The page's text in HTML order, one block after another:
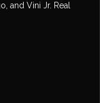
and Vini Jr. Real